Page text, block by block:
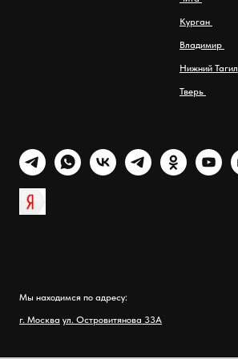
Курган
Владимир
Нижний Тагил
Тверь
Мы находимся по адресу:
г. Москва ул. Островитянова 33А